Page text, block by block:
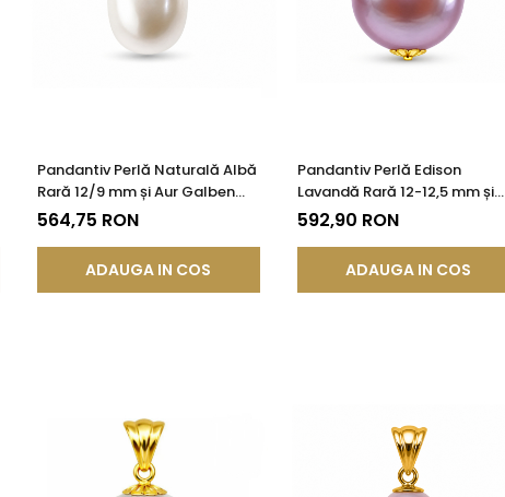
Pandantiv Perlă Naturală Albă
Rară 12/9 mm și Aur Galben
14K (aur 585) | KASKADDA®
564,75 RON
ADAUGA IN COS
Pandantiv Perlă Edison
Lavandă Rară 12-12,5 mm și
Aur 14K (aur 585) | KASKADDA®
592,90 RON
ADAUGA IN COS